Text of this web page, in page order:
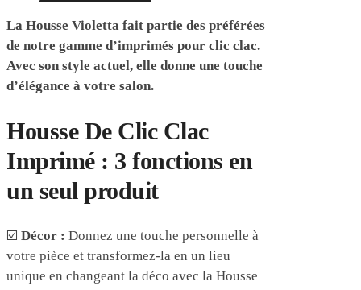
La Housse Violetta fait partie des préférées
de notre gamme d’imprimés pour clic clac.
Avec son style actuel, elle donne une touche
d’élégance à votre salon.
Housse De Clic Clac
Imprimé : 3 fonctions en
un seul produit
☑️ Décor : Donnez une touche personnelle à
votre pièce et transformez-la en un lieu
unique en changeant la déco avec la Housse